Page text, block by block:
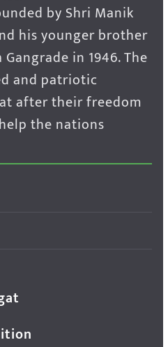
by Shri Manik
his younger brother
in 1946. The
and patriotic
after their freedom
the nations